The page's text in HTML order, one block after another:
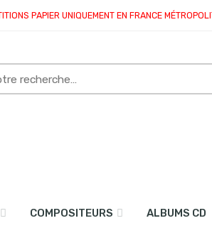
PAPIER UNIQUEMENT EN FRANCE
COMPOSITEURS ALBUMS CD